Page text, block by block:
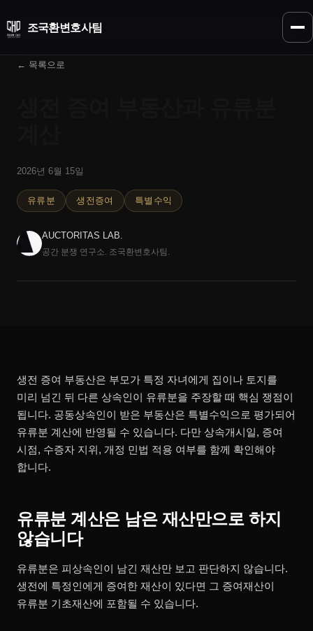
조국환변호사팀
← 목록으로
2026년 6월 15일
유류분 생전증여 특별수익
AUCTORITAS LAB.
공간 분쟁 연구소. 조국환변호사팀.
생전 증여 부동산은 부모가 특정 자녀에게 집이나 토지를
미리 넘긴 뒤 다른 상속인이 유류분을 주장할 때 핵심 쟁점이
됩니다. 공동상속인이 받은 부동산은 특별수익으로 평가되어
유류분 계산에 반영될 수 있습니다. 다만 상속개시일, 증여
시점, 수증자 지위, 개정 민법 적용 여부를 함께 확인해야
합니다.
유류분 계산은 남은 재산만으로 하지
않습니다
유류분은 피상속인이 남긴 재산만 보고 판단하지 않습니다.
생전에 특정인에게 증여한 재산이 있다면 그 증여재산이
유류분 기초재산에 포함될 수 있습니다.